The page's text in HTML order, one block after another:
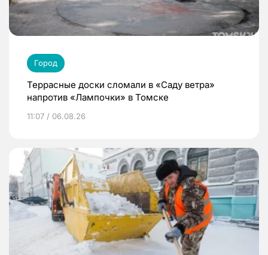
Город
Террасные доски сломали в «Саду ветра»
напротив «Лампочки» в Томске
11:07 / 06.08.26